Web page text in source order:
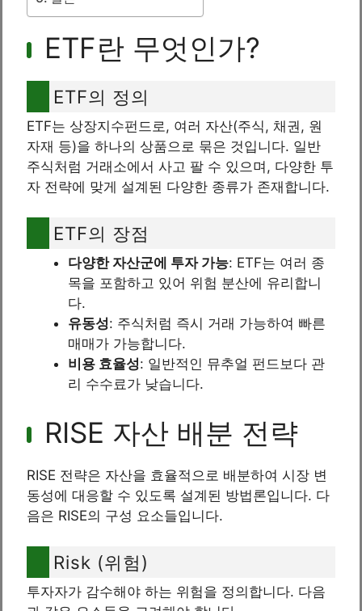
ETF란 무엇인가?
ETF의 정의
ETF는 상장지수펀드로, 여러 자산(주식, 채권, 원
자재 등)을 하나의 상품으로 묶은 것입니다. 일반
주식처럼 거래소에서 사고 팔 수 있으며, 다양한 투
자 전략에 맞게 설계된 다양한 종류가 존재합니다.
ETF의 장점
다양한 자산군에 투자 가능: ETF는 여러 종
목을 포함하고 있어 위험 분산에 유리합니
다.
유동성: 주식처럼 즉시 거래 가능하여 빠른
매매가 가능합니다.
비용 효율성: 일반적인 뮤추얼 펀드보다 관
리 수수료가 낮습니다.
RISE 자산 배분 전략
RISE 전략은 자산을 효율적으로 배분하여 시장 변
동성에 대응할 수 있도록 설계된 방법론입니다. 다
음은 RISE의 구성 요소들입니다.
Risk (위험)
투자자가 감수해야 하는 위험을 정의합니다. 다음